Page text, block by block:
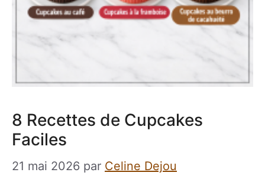
8 Recettes de Cupcakes
Faciles
21 mai 2026 par Celine Dejou